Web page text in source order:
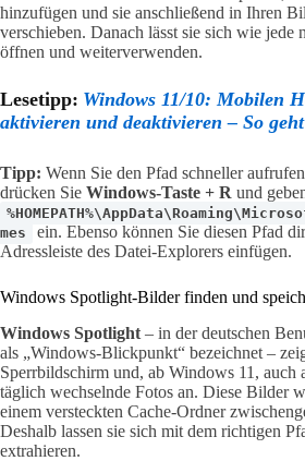
hinzufügen und sie anschließend in Ihren
verschieben. Danach lässt sie sich wie jede
öffnen und weiterverwenden.
Lesetipp: Windows 11/10: Mobilen
aktivieren und deaktivieren – So
Tipp: Wenn Sie den Pfad schneller
drücken Sie Windows-Taste + R und
mes
ein. Ebenso können Sie diesen Pfad
Adressleiste des Datei-Explorers einfügen.
Windows Spotlight-Bilder finden und
Windows Spotlight – in der deutschen
als „Windows-Blickpunkt“ bezeichnet –
Sperrbildschirm und, ab Windows 11, auch
täglich wechselnde Fotos an. Diese Bilder
einem versteckten Cache-Ordner
Deshalb lassen sie sich mit dem richtigen
extrahieren.